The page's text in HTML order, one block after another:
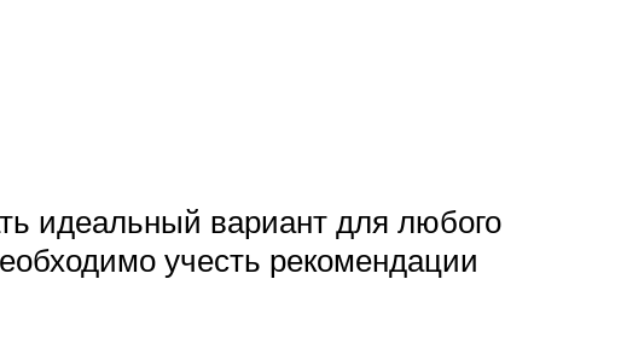
идеальный вариант для любого
учесть рекомендации